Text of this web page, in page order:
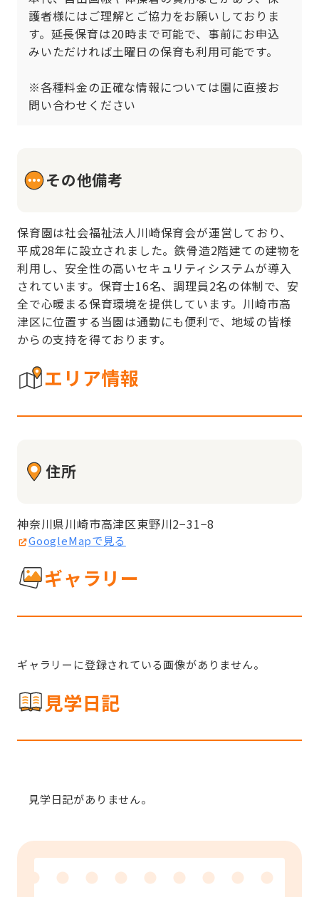
護者様にはご理解とご協力をお願いしておりま
す。延長保育は20時まで可能で、事前にお申込
みいただければ土曜日の保育も利用可能です。
※各種料金の正確な情報については園に直接お
問い合わせください
その他備考
保育園は社会福祉法人川崎保育会が運営しており、
平成28年に設立されました。鉄骨造2階建ての建物を
利用し、安全性の高いセキュリティシステムが導入
されています。保育士16名、調理員2名の体制で、安
全で心暖まる保育環境を提供しています。川崎市高
津区に位置する当園は通勤にも便利で、地域の皆様
からの支持を得ております。
エリア情報
住所
神奈川県川崎市高津区東野川2−31−8
GoogleMapで見る
ギャラリー
ギャラリーに登録されている画像がありません。
見学日記
見学日記がありません。